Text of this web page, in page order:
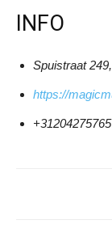
INFO
Spuistraat
https://
+31204275765